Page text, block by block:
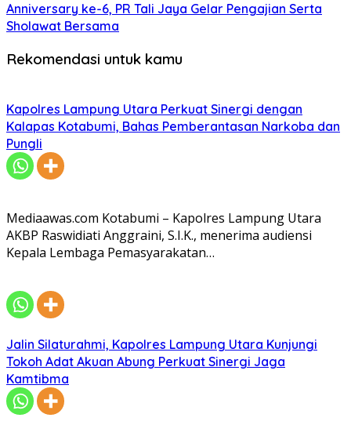
Anniversary ke-6, PR Tali Jaya Gelar Pengajian Serta
Sholawat Bersama
Rekomendasi untuk kamu
Kapolres Lampung Utara Perkuat Sinergi dengan
Kalapas Kotabumi, Bahas Pemberantasan Narkoba dan
Pungli
Mediaawas.com Kotabumi – Kapolres Lampung Utara
AKBP Raswidiati Anggraini, S.I.K., menerima audiensi
Kepala Lembaga Pemasyarakatan…
Jalin Silaturahmi, Kapolres Lampung Utara Kunjungi
Tokoh Adat Akuan Abung Perkuat Sinergi Jaga
Kamtibma